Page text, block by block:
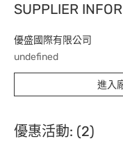
SUPPLIER
優盛國際有限公司
undefined
進入
優惠活動: (2)